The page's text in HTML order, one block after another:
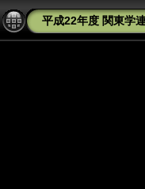
平成22年度 関東学